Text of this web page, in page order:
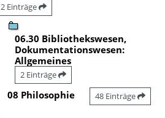
2 Einträge
06.30 Bibliothekswesen,
Dokumentationswesen:
Allgemeines
2 Einträge
08 Philosophie 48 Einträge